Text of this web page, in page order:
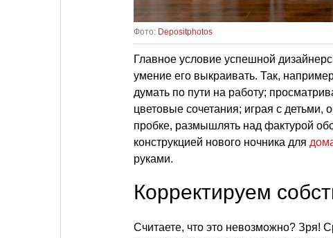
Фото: Depositphotos
Главное условие успешной
умение его выкраивать. Так,
думать по пути на работу;
цветовые сочетания; играя с детьми,
пробке, размышлять над фактурой
конструкцией нового ночника для
руками.
Корректируем
Считаете, что это невозможно? Зря!